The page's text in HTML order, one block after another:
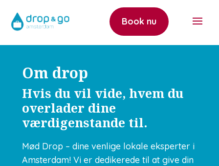
Book nu
Om drop
Hvis du vil vide, hvem du
overlader dine
værdigenstande til.
Mød Drop – dine venlige lokale eksperter i
Amsterdam! Vi er dedikerede til at give din